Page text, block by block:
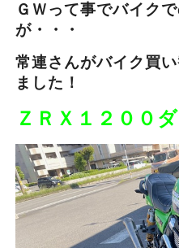
ＧＷって事でバイク
が・・・
常連さんがバイク買
ました！
ＺＲＸ１２００